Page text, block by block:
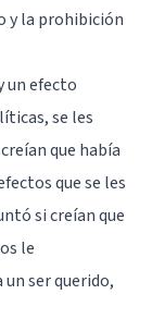
y la prohibición
un efecto
se les
que había
que se les
si creían que
le
ser querido,